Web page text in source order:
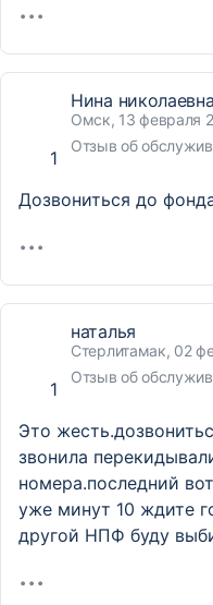
1
Нина николаевна
Омск, 13 февраля
Отзыв об
Дозвониться до
1
наталья
Стерлитамак, 02
Отзыв об
Это
звонила
номера.последний
уже минут 10 ждите
другой НПФ буду